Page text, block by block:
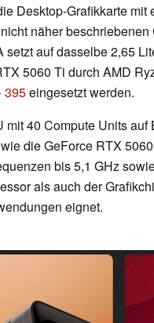
Desktop-Grafikkarte mit
näher
auf dasselbe 2,65
5060 Ti durch AMD
395eingesetzt werden.
mit 40 Compute Units
die GeForce RTX
bis 5,1 GHz
als auch der
eignet.